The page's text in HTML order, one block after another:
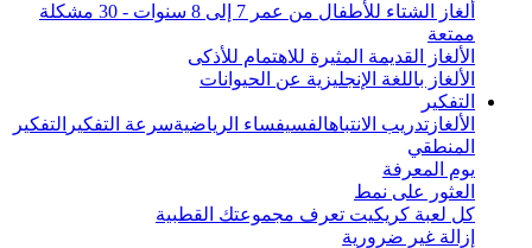
ألغاز الشتاء للأطفال من عمر 7 إلى 8 سنوات - 30 مشكلة
ممتعة
الألغاز القديمة المثيرة للاهتمام للأذكى
الألغاز باللغة الإنجليزية عن الحيوانات
التفكير
الألغاز تدريب الانتباهالفسيفساء الرياضيةسرعة التفكير التفكير
المنطقي
يوم المعرفة
العثور على نمط
كل لعبة كريكيت تعرف مجموعتك القطبية
إزالة غير ضرورية